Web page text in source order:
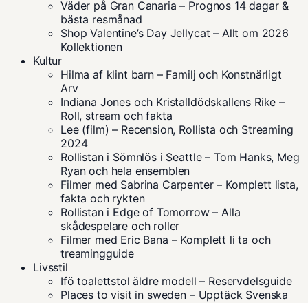
Väder på Gran Canaria – Prognos 14 dagar &
bästa resmånad
Shop Valentine’s Day Jellycat – Allt om 2026
Kollektionen
Kultur
Hilma af klint barn – Familj och Konstnärligt
Arv
Indiana Jones och Kristalldödskallens Rike –
Roll, stream och fakta
Lee (film) – Recension, Rollista och Streaming
2024
Rollistan i Sömnlös i Seattle – Tom Hanks, Meg
Ryan och hela ensemblen
Filmer med Sabrina Carpenter – Komplett lista,
fakta och rykten
Rollistan i Edge of Tomorrow – Alla
skådespelare och roller
Filmer med Eric Bana – Komplett li ta och
treamingguide
Livsstil
Ifö toalettstol äldre modell – Reservdelsguide
Places to visit in sweden – Upptäck Svenska